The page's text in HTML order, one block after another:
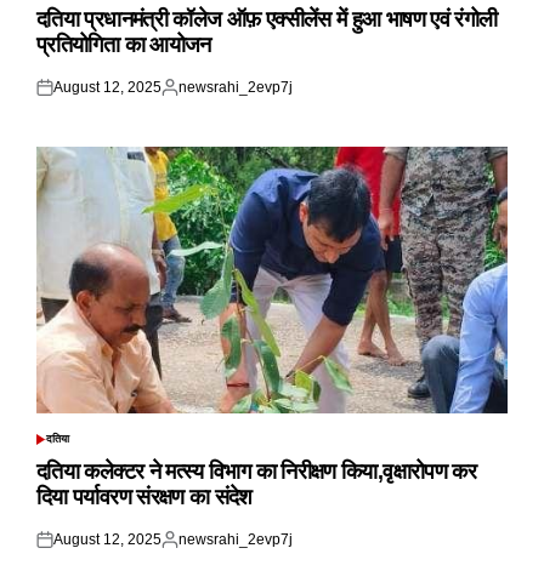
दतिया प्रधानमंत्री कॉलेज ऑफ़ एक्सीलेंस में हुआ भाषण एवं रंगोली
प्रतियोगिता का आयोजन
Posted
August 12, 2025
Posted
newsrahi_2evp7j
POSTED
दतिया
दतिया कलेक्टर ने मत्स्य विभाग का निरीक्षण किया,वृक्षारोपण कर
दिया पर्यावरण संरक्षण का संदेश
Posted
August 12, 2025
Posted
newsrahi_2evp7j